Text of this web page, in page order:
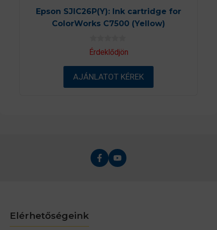
Epson SJIC26P(Y): Ink cartridge for
ColorWorks C7500 (Yellow)
0
a
-
ő
Érdeklődjön
AJÁNLATOT KÉREK
Elérhetőségeink